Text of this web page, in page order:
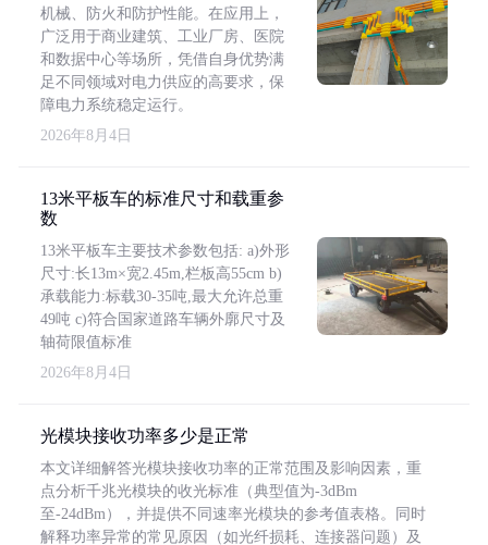
机械、防火和防护性能。在应用上，
广泛用于商业建筑、工业厂房、医院
和数据中心等场所，凭借自身优势满
足不同领域对电力供应的高要求，保
障电力系统稳定运行。
2026年8月4日
13米平板车的标准尺寸和载重参
数
13米平板车主要技术参数包括: a)外形
尺寸:长13m×宽2.45m,栏板高55cm b)
承载能力:标载30-35吨,最大允许总重
49吨 c)符合国家道路车辆外廓尺寸及
轴荷限值标准
2026年8月4日
光模块接收功率多少是正常
本文详细解答光模块接收功率的正常范围及影响因素，重
点分析千兆光模块的收光标准（典型值为-3dBm
至-24dBm），并提供不同速率光模块的参考值表格。同时
解释功率异常的常见原因（如光纤损耗、连接器问题）及